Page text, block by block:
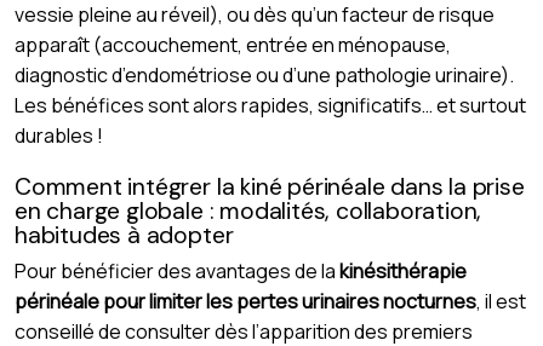
vessie pleine au réveil), ou dès qu’un facteur de risque
apparaît (accouchement, entrée en ménopause,
diagnostic d’endométriose ou d’une pathologie urinaire).
Les bénéfices sont alors rapides, significatifs… et surtout
durables !
Comment intégrer la kiné périnéale dans la prise
en charge globale : modalités, collaboration,
habitudes à adopter
Pour bénéficier des avantages de lakinésithérapie
périnéale pour limiter les pertes urinaires nocturnes, il est
conseillé de consulter dès l’apparition des premiers